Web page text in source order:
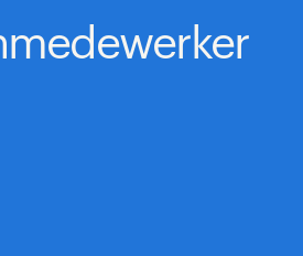
werkgevers